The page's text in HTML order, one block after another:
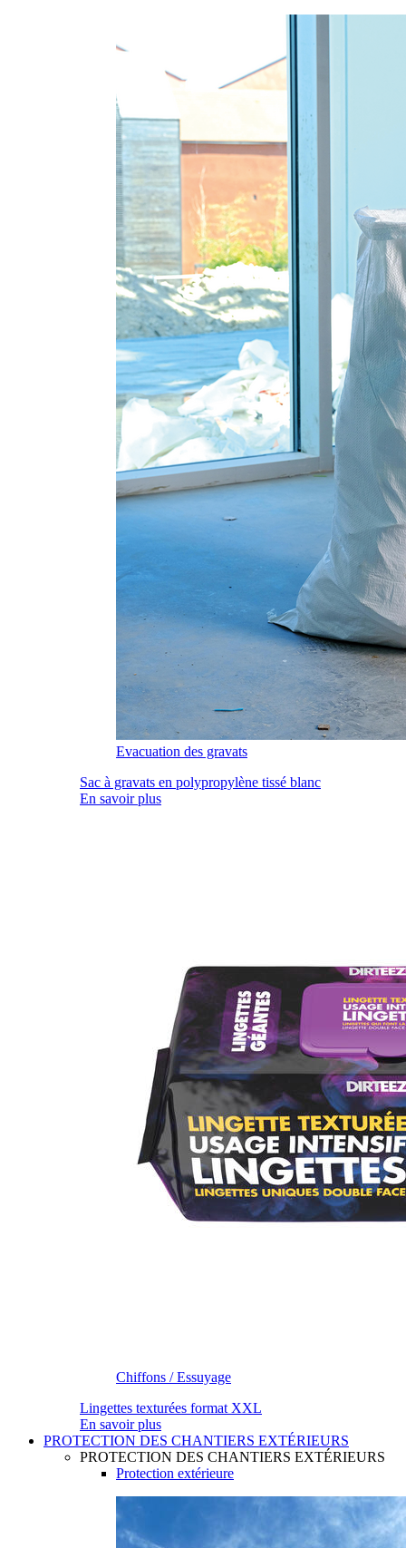
Evacuation des gravats
Sac à gravats en polypropylène tissé blanc
En savoir plus
Chiffons / Essuyage
Lingettes texturées format XXL
En savoir plus
PROTECTION DES CHANTIERS EXTÉRIEURS
PROTECTION DES CHANTIERS EXTÉRIEURS
Protection extérieure